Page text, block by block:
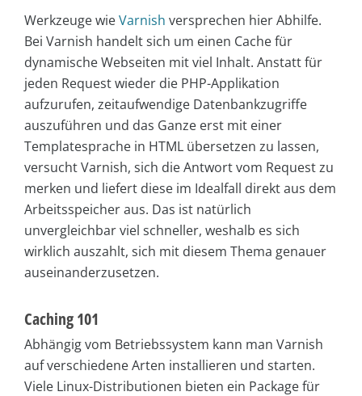
Werkzeuge wieVarnish versprechen hier Abhilfe.
Bei Varnish handelt sich um einen Cache für
dynamische Webseiten mit viel Inhalt. Anstatt für
jeden Request wieder die PHP-Applikation
aufzurufen, zeitaufwendige Datenbankzugriffe
auszuführen und das Ganze erst mit einer
Templatesprache in HTML übersetzen zu lassen,
versucht Varnish, sich die Antwort vom Request zu
merken und liefert diese im Idealfall direkt aus dem
Arbeitsspeicher aus. Das ist natürlich
unvergleichbar viel schneller, weshalb es sich
wirklich auszahlt, sich mit diesem Thema genauer
auseinanderzusetzen.
Caching 101
Abhängig vom Betriebssystem kann man Varnish
auf verschiedene Arten installieren und starten.
Viele Linux-Distributionen bieten ein Package für